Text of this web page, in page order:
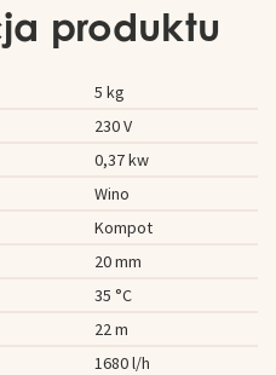
produktu
5 kg
230 V
0,37 kw
Wino
Kompot
20 mm
35 °C
22 m
1680 l/h